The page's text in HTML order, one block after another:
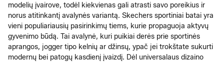
modelių įvairove, todėl kiekvienas gali atrasti savo poreikius ir
norus atitinkantį avalynės variantą. Skechers sportiniai batai yra
vieni populiariausių pasirinkimų tiems, kurie propaguoja aktyvų
gyvenimo būdą. Tai avalynė, kuri puikiai derės prie sportinės
aprangos, jogger tipo kelnių ar džinsų, ypač jei trokštate sukurti
modernų bei patogų kasdienį įvaizdį. Dėl universalaus dizaino